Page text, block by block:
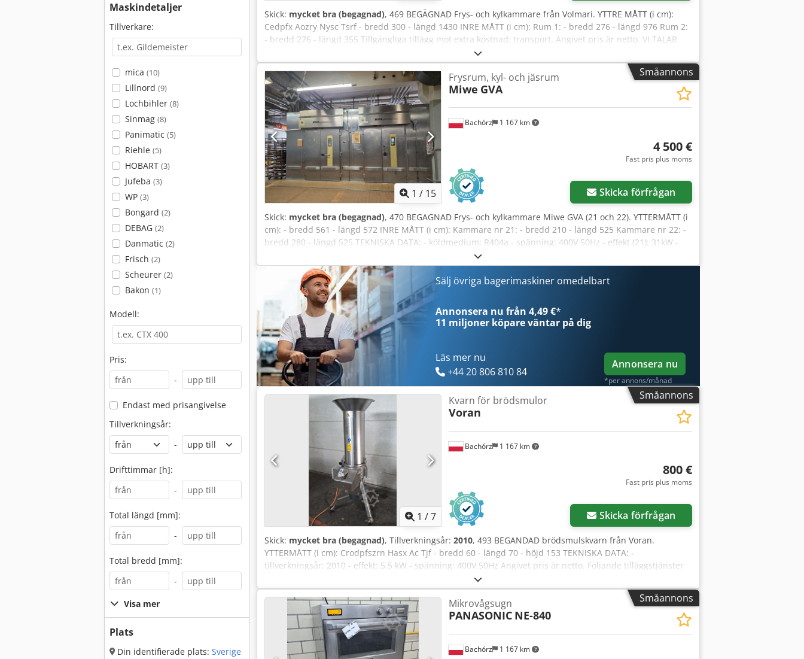
Maskindetaljer
Tillverkare:
mica (10)
Lillnord (9)
Lochbihler (8)
Sinmag (8)
Panimatic (5)
Riehle (5)
HOBART (3)
Jufeba (3)
WP (3)
Bongard (2)
DEBAG (2)
Danmatic (2)
Frisch (2)
Scheurer (2)
Bakon (1)
Modell:
Pris:
-
Endast med prisangivelse
Tillverkningsår:
-
Drifttimmar [h]:
-
Total längd [mm]:
-
Total bredd [mm]:
-
Visa mer
Plats
Din identifierade plats: Sverige
Skick: mycket bra (begagnad), 469 BEGÄGNAD Frys- och kylkammare från Volmari. YTTRE MÅTT (i cm):
Cedpfx Aozry Nysc Tsrf - bredd 300 - längd 1430 INRE MÅTT (i cm): Rum 1: - bredd 276 - längd 976 Rum 2:
- bredd 276 - längd 355 Tillgängliga tillägg mot extra kostnad: transport. Angivet pris är netto. VI TALAR
ENGELSKA, TYSKA, FRANSKA, RYSKA OCH UKRAINSKA. I vårt sortiment hittar du: ugnar för bagerier,
vagnugnar, hyllugnar, konditorugnar, butiksugnar, elektriska ugnar, oljeeldade ugnar, gaseldade ugnar,
termooljeugnar, maskiner för bagerier, utrustning för bagerier, linjer för bröd, linjer för bullar, linjer för
bakverk, linjer för croissanter, maskiner för baguettebakning, degblandare, blandare, valsar, maskiner för
bakning av wienerbröd. Om du vill se vårt fullständiga aktuella sortiment, besök vår profil på Bakeres.
Småannons
1 / 15
Bachórz 1 167 km
Frysrum, kyl- och jäsrum
Miwe GVA
4 500 €
Fast pris plus moms
Skicka förfrågan
Skick: mycket bra (begagnad), 470 BEGAGNAD Frys- och kylkammare Miwe GVA (21 och 22). YTTERMÅTT (i
cm): - bredd 561 - längd 572 INRE MÅTT (i cm): Kammare nr 21: - bredd 210 - längd 525 Kammare nr 22: -
bredd 280 - längd 525 TEKNISKA DATA: - köldmedium: R404a - spänning: 400V 50Hz - effekt (21): 31kW -
effekt (22): 35,1kW Priset avser 1 kammare. Tillgängliga tillval mot extra kostnad: transport. Angivet pris är
ett nettpris. VI TALAR ENGELSKA, TYSKA, FRANSKA, RYSKA OCH UKRAINSKA. Cedpezry Iisfx Ac Terf I vårt
sortiment hittar du: ugnar, vagnugnar, hyllugnar, konditoriugnar, butiksugnar, elugnar, oljeugnar,
gasugnar, termooljeugnar, bagerimaskiner, bageriutrustning, linjer för bröd, linjer för bullar, linjer för
kakor, linjer för croissanter, maskiner för baguetter, degblandare, mixers, valsar, maskiner för
wienerbröd. Om du vill se vårt fullständiga, aktuella sortiment, besök vår Bakeres-profil.
Sälj övriga bagerimaskiner omedelbart
Annonsera nu från 4,49 €*
11 miljoner köpareväntar på dig
Läs mer nu
+44 20 806 810 84
Annonsera nu
*per annons/månad
Småannons
1 /7
Bachórz 1 167 km
Kvarn för brödsmulor
Voran
800 €
Fast pris plus moms
Skicka förfrågan
Skick: mycket bra (begagnad), Tillverkningsår: 2010, 493 BEGANDAD brödsmulskvarn från Voran.
YTTERMÅTT (i cm): Crodpfszrn Hasx Ac Tjf - bredd 60 - längd 70 - höjd 153 TEKNISKA DATA: -
tillverkningsår: 2010 - effekt: 5,5 kW - spänning: 400V 50Hz Angivet pris är netto. Följande tilläggstjänster
finns tillgängliga mot extra kostnad: transport av utrustningen. VI TALAR ENGELSKA, TYSKA, FRANSKA,
RYSKA OCH UKRAINSKA.
Småannons
Bachórz 1 167 km
Mikrovågsugn
PANASONIC NE-840